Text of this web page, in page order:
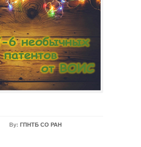
By: ГПНТБ СО РАН